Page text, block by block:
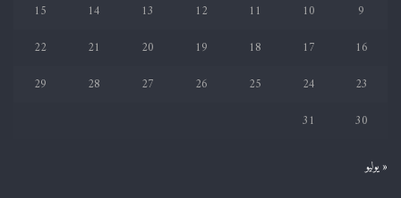
9
10
11
12
13
14
15
16
17
18
19
20
21
22
23
24
25
26
27
28
29
30
31
« يوليو